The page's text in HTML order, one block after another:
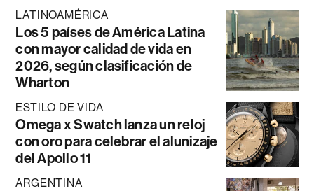
LATINOAMÉRICA
Los 5 países de América Latina
con mayor calidad de vida en
2026, según clasificación de
Wharton
ESTILO DE VIDA
Omega x Swatch lanza un reloj
con oro para celebrar el alunizaje
del Apollo 11
ARGENTINA